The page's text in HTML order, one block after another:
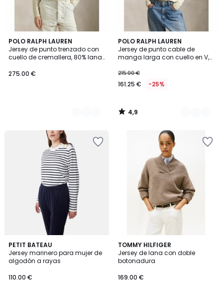
POLO RALPH LAUREN
Jersey de punto trenzado con
cuello de cremallera, 80% lana,
275.00 €
2
Colores
POLO RALPH LAUREN
Jersey de punto cable de
manga larga con cuello en V,
215.00 €
161.25 € -25%
4,9
/ 5
2
Colores
4,9
/
PETIT BATEAU
Jersey marinero para mujer de
algodón a rayas
110.00 €
TOMMY HILFIGER
Jersey de lana con doble
botonadura
169.00 €